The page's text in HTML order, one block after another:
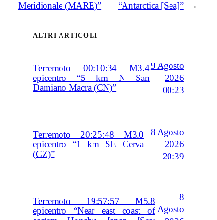
Meridionale (MARE)”
“Antarctica [Sea]”
→
ALTRI ARTICOLI
Terremoto 00:10:34 M3.4
epicentro “5 km N San
Damiano Macra (CN)”
9 Agosto
2026
00:23
Terremoto 20:25:48 M3.0
epicentro “1 km SE Cerva
(CZ)”
8 Agosto
2026
20:39
Terremoto 19:57:57 M5.8
epicentro “Near east coast of
8
Agosto